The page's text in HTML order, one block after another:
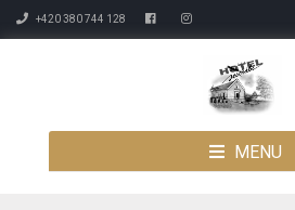
+420 380 744 128
MENU